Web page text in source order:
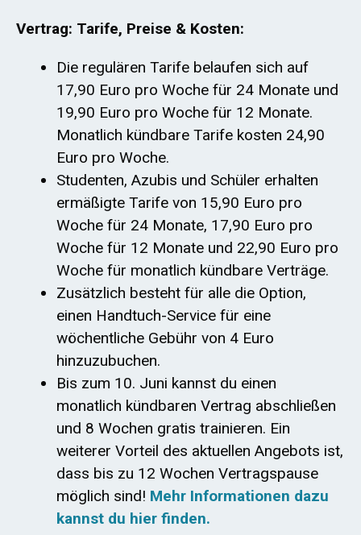
Vertrag: Tarife, Preise & Kosten:
Die regulären Tarife belaufen sich auf
17,90 Euro pro Woche für 24 Monate und
19,90 Euro pro Woche für 12 Monate.
Monatlich kündbare Tarife kosten 24,90
Euro pro Woche.
Studenten, Azubis und Schüler erhalten
ermäßigte Tarife von 15,90 Euro pro
Woche für 24 Monate, 17,90 Euro pro
Woche für 12 Monate und 22,90 Euro pro
Woche für monatlich kündbare Verträge.
Zusätzlich besteht für alle die Option,
einen Handtuch-Service für eine
wöchentliche Gebühr von 4 Euro
hinzuzubuchen.
Bis zum 10. Juni kannst du einen
monatlich kündbaren Vertrag abschließen
und 8 Wochen gratis trainieren. Ein
weiterer Vorteil des aktuellen Angebots ist,
dass bis zu 12 Wochen Vertragspause
möglich sind! Mehr Informationen dazu
kannst du hier finden.